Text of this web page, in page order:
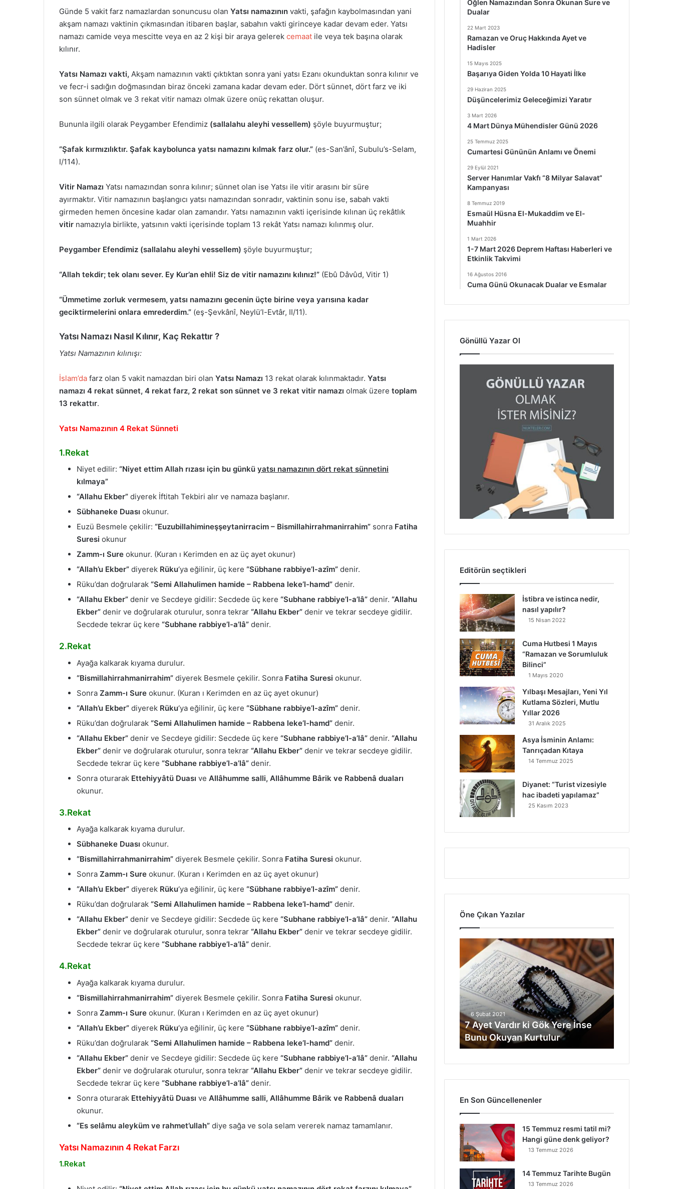
Günde 5 vakit farz namazlardan sonuncusu olan Yatsı namazının vakti, şafağın kaybolmasından yani
akşam namazı vaktinin çıkmasından itibaren başlar, sabahın vakti girinceye kadar devam eder. Yatsı
namazı camide veya mescitte veya en az 2 kişi bir araya gelerek cemaat ile veya tek başına olarak
kılınır.
Yatsı Namazı vakti, Akşam namazının vakti çıktıktan sonra yani yatsı Ezanı okunduktan sonra kılınır ve
ve fecr-i sadığın doğmasından biraz önceki zamana kadar devam eder. Dört sünnet, dört farz ve iki
son sünnet olmak ve 3 rekat vitir namazı olmak üzere onüç rekattan oluşur.
Bununla ilgili olarak Peygamber Efendimiz (sallalahu aleyhi vessellem) şöyle buyurmuştur;
“Şafak kırmızılıktır. Şafak kaybolunca yatsı namazını kılmak farz olur.” (es-San’ânî, Subulu’s-Selam,
I/114).
Vitir Namazı Yatsı namazından sonra kılınır; sünnet olan ise Yatsı ile vitir arasını bir süre
ayırmaktır. Vitir namazının başlangıcı yatsı namazından sonradır, vaktinin sonu ise, sabah vakti
girmeden hemen öncesine kadar olan zamandır. Yatsı namazının vakti içerisinde kılınan üç rekâtlık
vitir namazıyla birlikte, yatsının vakti içerisinde toplam 13 rekât Yatsı namazı kılınmış olur.
Peygamber Efendimiz (sallalahu aleyhi vessellem) şöyle buyurmuştur;
“Allah tekdir; tek olanı sever. Ey Kur’an ehli! Siz de vitir namazını kılınız!” (Ebû Dâvûd, Vitir 1)
“Ümmetime zorluk vermesem, yatsı namazını gecenin üçte birine veya yarısına kadar
geciktirmelerini onlara emrederdim.” (eş-Şevkânî, Neylü’l-Evtâr, II/11).
Yatsı Namazı Nasıl Kılınır, Kaç Rekattır ?
Yatsı Namazının kılınışı:
İslam’da farz olan 5 vakit namazdan biri olan Yatsı Namazı 13 rekat olarak kılınmaktadır. Yatsı
namazı 4 rekat sünnet, 4 rekat farz, 2 rekat son sünnet ve 3 rekat vitir namazı olmak üzere toplam
13 rekattır.
Yatsı Namazının 4 Rekat Sünneti
1.Rekat
Niyet edilir: “Niyet ettim Allah rızası için bu günkü yatsı namazının dört rekat sünnetini
kılmaya”
“Allahu Ekber” diyerek İftitah Tekbiri alır ve namaza başlanır.
Sübhaneke Duası okunur.
Euzü Besmele çekilir: “Euzubillahimineşşeytanirracim – Bismillahirrahmanirrahim” sonra Fatiha
Suresi okunur
Zamm-ı Sure okunur. (Kuran ı Kerimden en az üç ayet okunur)
“Allah’u Ekber” diyerek Rüku‘ya eğilinir, üç kere “Sübhane rabbiye’l-azîm” denir.
Rüku’dan doğrularak “Semi Allahulimen hamide – Rabbena leke’l-hamd” denir.
“Allahu Ekber” denir ve Secdeye gidilir: Secdede üç kere “Subhane rabbiye’l-a’lâ” denir. “Allahu
Ekber” denir ve doğrularak oturulur, sonra tekrar “Allahu Ekber” denir ve tekrar secdeye gidilir.
Secdede tekrar üç kere “Subhane rabbiye’l-a’lâ” denir.
2.Rekat
Ayağa kalkarak kıyama durulur.
“Bismillahirrahmanirrahim” diyerek Besmele çekilir. Sonra Fatiha Suresi okunur.
Sonra Zamm-ı Sure okunur. (Kuran ı Kerimden en az üç ayet okunur)
“Allah’u Ekber” diyerek Rüku‘ya eğilinir, üç kere “Sübhane rabbiye’l-azîm” denir.
Rüku’dan doğrularak “Semi Allahulimen hamide – Rabbena leke’l-hamd” denir.
“Allahu Ekber” denir ve Secdeye gidilir: Secdede üç kere “Subhane rabbiye’l-a’lâ” denir. “Allahu
Ekber” denir ve doğrularak oturulur, sonra tekrar “Allahu Ekber” denir ve tekrar secdeye gidilir.
Secdede tekrar üç kere “Subhane rabbiye’l-a’lâ” denir.
Sonra oturarak Ettehiyyâtü Duası ve Allâhumme salli, Allâhumme Bârik ve Rabbenâ duaları
okunur.
3.Rekat
Ayağa kalkarak kıyama durulur.
Sübhaneke Duası okunur.
“Bismillahirrahmanirrahim” diyerek Besmele çekilir. Sonra Fatiha Suresi okunur.
Sonra Zamm-ı Sure okunur. (Kuran ı Kerimden en az üç ayet okunur)
“Allah’u Ekber” diyerek Rüku‘ya eğilinir, üç kere “Sübhane rabbiye’l-azîm” denir.
Rüku’dan doğrularak “Semi Allahulimen hamide – Rabbena leke’l-hamd” denir.
“Allahu Ekber” denir ve Secdeye gidilir: Secdede üç kere “Subhane rabbiye’l-a’lâ” denir. “Allahu
Ekber” denir ve doğrularak oturulur, sonra tekrar “Allahu Ekber” denir ve tekrar secdeye gidilir.
Secdede tekrar üç kere “Subhane rabbiye’l-a’lâ” denir.
4.Rekat
Ayağa kalkarak kıyama durulur.
“Bismillahirrahmanirrahim” diyerek Besmele çekilir. Sonra Fatiha Suresi okunur.
Sonra Zamm-ı Sure okunur. (Kuran ı Kerimden en az üç ayet okunur)
“Allah’u Ekber” diyerek Rüku‘ya eğilinir, üç kere “Sübhane rabbiye’l-azîm” denir.
Rüku’dan doğrularak “Semi Allahulimen hamide – Rabbena leke’l-hamd” denir.
“Allahu Ekber” denir ve Secdeye gidilir: Secdede üç kere “Subhane rabbiye’l-a’lâ” denir. “Allahu
Ekber” denir ve doğrularak oturulur, sonra tekrar “Allahu Ekber” denir ve tekrar secdeye gidilir.
Secdede tekrar üç kere “Subhane rabbiye’l-a’lâ” denir.
Sonra oturarak Ettehiyyâtü Duası ve Allâhumme salli, Allâhumme Bârik ve Rabbenâ duaları
okunur.
“Es selâmu aleyküm ve rahmet’ullah” diye sağa ve sola selam vererek namaz tamamlanır.
Yatsı Namazının 4 Rekat Farzı
1.Rekat
Öğlen Namazından Sonra Okunan Sure ve
Dualar
22 Mart 2023
Ramazan ve Oruç Hakkında Ayet ve
Hadisler
15 Mayıs 2025
Başarıya Giden Yolda 10 Hayati İlke
29 Haziran 2025
Düşüncelerimiz Geleceğimizi Yaratır
3 Mart 2026
4 Mart Dünya Mühendisler Günü 2026
25 Temmuz 2025
Cumartesi Gününün Anlamı ve Önemi
29 Eylül 2021
Server Hanımlar Vakfı “8 Milyar Salavat”
Kampanyası
8 Temmuz 2019
Esmaül Hüsna El-Mukaddim ve El-
Muahhir
1 Mart 2026
1-7 Mart 2026 Deprem Haftası Haberleri ve
Etkinlik Takvimi
16 Ağustos 2016
Cuma Günü Okunacak Dualar ve Esmalar
Gönüllü Yazar Ol
Editörün seçtikleri
İstibra ve istinca nedir,
nasıl yapılır?
15 Nisan 2022
Cuma Hutbesi 1 Mayıs
“Ramazan ve Sorumluluk
Bilinci”
1 Mayıs 2020
Yılbaşı Mesajları, Yeni Yıl
Kutlama Sözleri, Mutlu
Yıllar 2026
31 Aralık 2025
Asya İsminin Anlamı:
Tanrıçadan Kıtaya
14 Temmuz 2025
Diyanet: “Turist vizesiyle
hac ibadeti yapılamaz”
25 Kasım 2023
Öne Çıkan Yazılar
y
t
V
d
ı
r
G
k
Y
e
r
e
İ
s
6 Şubat 2021
7 Ayet Vardır ki Gök Yere İnse
Bunu Okuyan Kurtulur
En Son Güncellenenler
15 Temmuz resmi tatil mi?
Hangi güne denk geliyor?
13 Temmuz 2026
14 Temmuz Tarihte Bugün
13 Temmuz 2026